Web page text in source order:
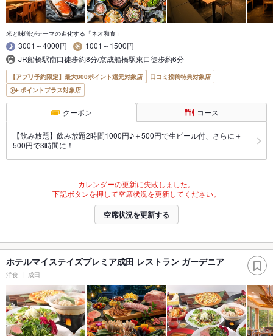
米と味噌がテーマの進化する「ネオ和食」
3001～4000円
1001～1500円
JR船橋駅南口徒歩約8分/京成船橋駅東口徒歩約6分
【アプリ予約限定】最大800ポイント還元対象店
口コミ投稿特典対象店
ポイントプラス対象店
クーポン コース
【飲み放題】飲み放題2時間1000円♪＋500円で生ビール付、さらに＋
500円で3時間に！
カレンダーの更新に失敗しました。
下記ボタンを押して空席状況を更新してください。
空席状況を更新する
ホテルマイステイズプレミア成田 レストラン ガーデニア
洋食 成田